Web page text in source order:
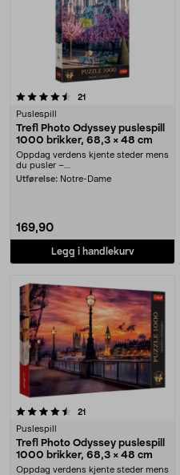
21
Puslespill
Trefl Photo Odyssey puslespill
1000 brikker, 68,3 × 48 cm
Oppdag verdens kjente steder mens
du pusler –....
Utførelse: Notre-Dame
169,90
Legg i handlekurv
4.5 av 5 stjerner
21
Puslespill
Trefl Photo Odyssey puslespill
1000 brikker, 68,3 × 48 cm
Oppdag verdens kjente steder mens
5.0 av 5 stjerner